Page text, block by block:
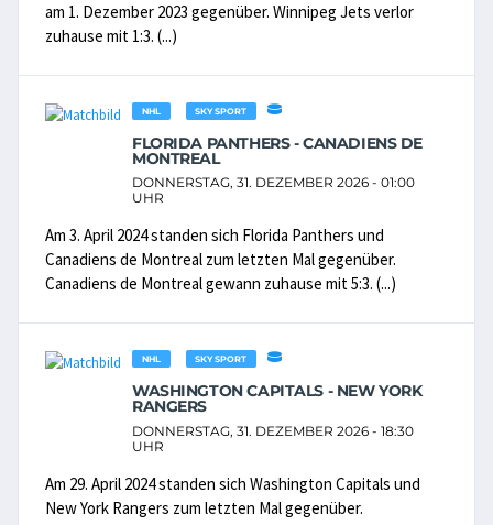
am 1. Dezember 2023 gegenüber. Winnipeg Jets verlor
zuhause mit 1:3. (...)
NHL SKY SPORT
FLORIDA PANTHERS - CANADIENS DE
MONTREAL
DONNERSTAG, 31. DEZEMBER 2026 - 01:00
UHR
Am 3. April 2024 standen sich Florida Panthers und
Canadiens de Montreal zum letzten Mal gegenüber.
Canadiens de Montreal gewann zuhause mit 5:3. (...)
NHL SKY SPORT
WASHINGTON CAPITALS - NEW YORK
RANGERS
DONNERSTAG, 31. DEZEMBER 2026 - 18:30
UHR
Am 29. April 2024 standen sich Washington Capitals und
New York Rangers zum letzten Mal gegenüber.